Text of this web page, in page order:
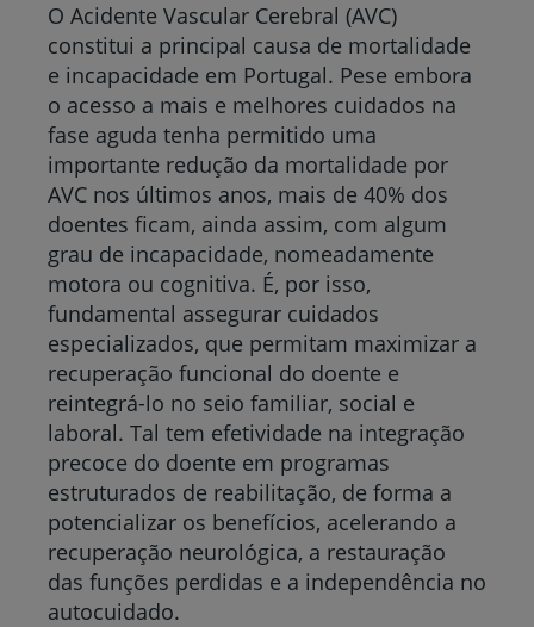
O Acidente Vascular Cerebral (AVC)
constitui a principal causa de mortalidade
e incapacidade em Portugal. Pese embora
o acesso a mais e melhores cuidados na
fase aguda tenha permitido uma
importante redução da mortalidade por
AVC nos últimos anos, mais de 40% dos
doentes ficam, ainda assim, com algum
grau de incapacidade, nomeadamente
motora ou cognitiva. É, por isso,
fundamental assegurar cuidados
especializados, que permitam maximizar a
recuperação funcional do doente e
reintegrá-lo no seio familiar, social e
laboral. Tal tem efetividade na integração
precoce do doente em programas
estruturados de reabilitação, de forma a
potencializar os benefícios, acelerando a
recuperação neurológica, a restauração
das funções perdidas e a independência no
autocuidado.